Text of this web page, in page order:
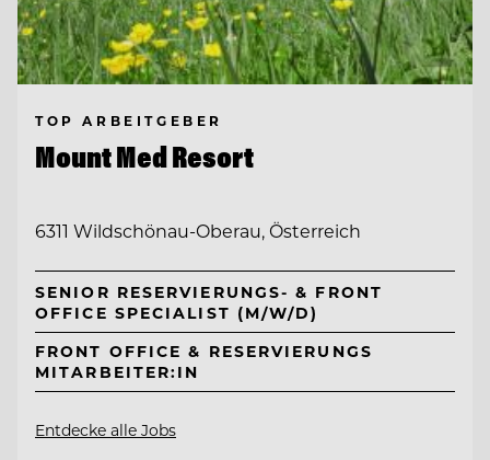
TOP ARBEITGEBER
Mount Med Resort
6311 Wildschönau-Oberau, Österreich
SENIOR RESERVIERUNGS- & FRONT
OFFICE SPECIALIST (M/W/D)
FRONT OFFICE & RESERVIERUNGS
MITARBEITER:IN
Entdecke alle Jobs